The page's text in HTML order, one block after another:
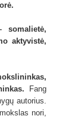
aktyvistė,
Fang
autorius.
nori,